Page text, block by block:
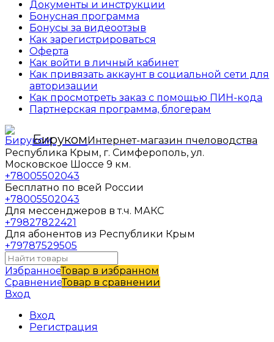
Документы и инструкции
Бонусная программа
Бонусы за видеоотзыв
Как зарегистрироваться
Оферта
Как войти в личный кабинет
Как привязать аккаунт в социальной сети для
авторизации
Как просмотреть заказ с помощью ПИН-кода
Партнерская программа, блогерам
БирукомИнтернет-магазин пчеловодства
Республика Крым, г. Симферополь, ул.
Московское Шоссе 9 км.
+78005502043
Бесплатно по всей России
+78005502043
Для мессенджеров в т.ч. МАКС
+79827822421
Для абонентов из Республики Крым
+79787529505
ИзбранноеТовар в избранном
СравнениеТовар в сравнении
Вход
Вход
Регистрация